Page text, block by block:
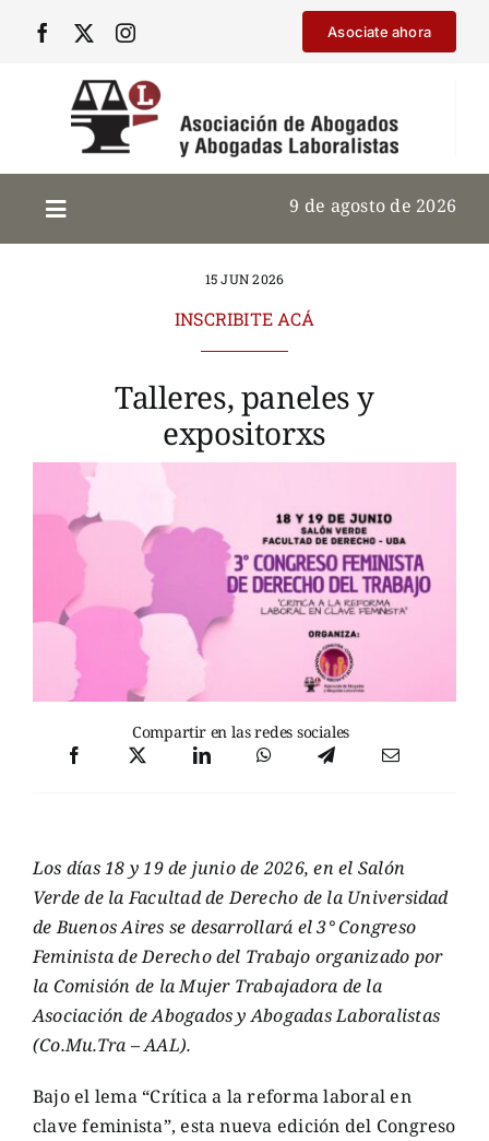
Asociate ahora
9 de agosto de 2026
15 JUN 2026
INSCRIBITE ACÁ
Talleres, paneles y
expositorxs
Compartir en las redes sociales
Los días 18 y 19 de junio de 2026, en el Salón
Verde de la Facultad de Derecho de la Universidad
de Buenos Aires se desarrollará el 3° Congreso
Feminista de Derecho del Trabajo organizado por
la Comisión de la Mujer Trabajadora de la
Asociación de Abogados y Abogadas Laboralistas
(Co.Mu.Tra – AAL).
Bajo el lema “Crítica a la reforma laboral en
clave feminista”, esta nueva edición del Congreso